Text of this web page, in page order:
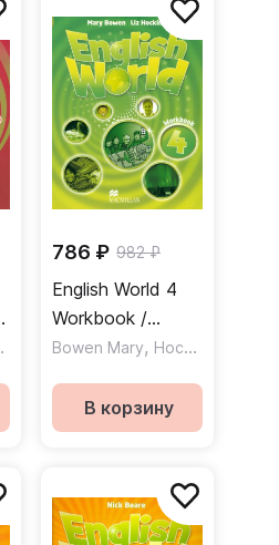
,Wren Wendy
786 ₽ 982 ₽
English World 4
Workbook /
Рабочая тетрадь
Bowen Mary, Hocking Liz
В корзину